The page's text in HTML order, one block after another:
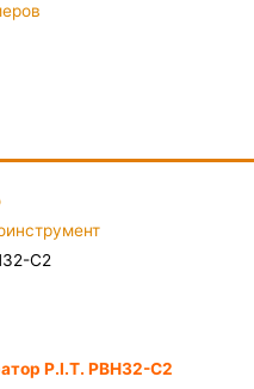
C2
P.I.T. PBH32-C2